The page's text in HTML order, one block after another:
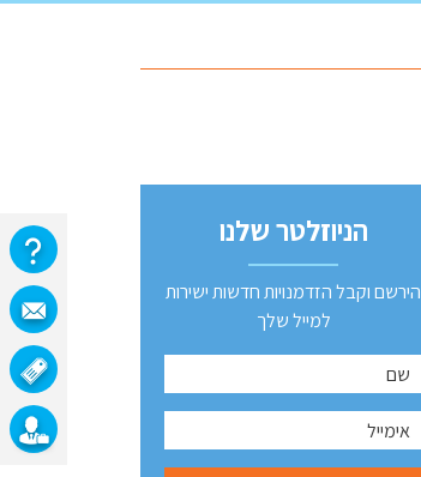
הניוזלטר שלנו
הירשם וקבל הזדמנויות חדשות ישירות
למייל שלך